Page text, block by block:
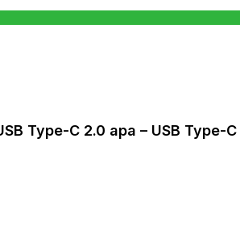
Type-C 2.0 apa – USB Type-